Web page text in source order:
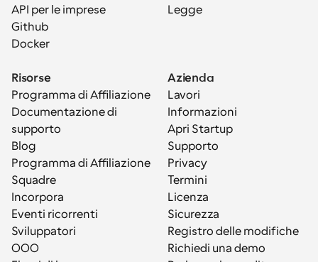
API per le imprese
Github
Docker
Legge
Risorse
Programma di Affiliazione
Documentazione di
supporto
Blog
Programma di Affiliazione
Squadre
Incorpora
Eventi ricorrenti
Sviluppatori
OOO
Azienda
Lavori
Informazioni
Apri Startup
Supporto
Privacy
Termini
Licenza
Sicurezza
Registro delle modifiche
Richiedi una demo